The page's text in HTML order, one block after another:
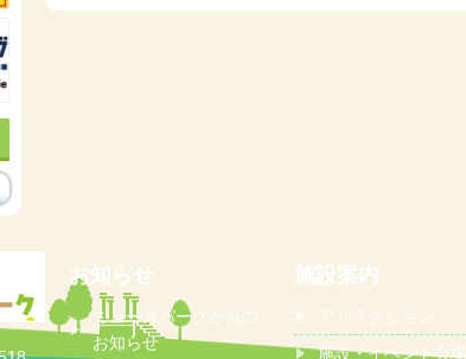
お知らせ
ミューズパークからの
お知らせ
施設案内
アトラクション
施設・イベント会場